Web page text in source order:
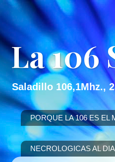
La 106
Saladillo 106,1Mhz.,
PORQUE LA 106 ES EL
NECROLOGICAS AL DIA